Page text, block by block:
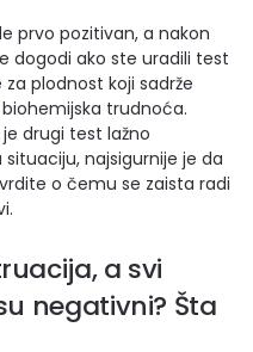
prvo pozitivan, a nakon
dogodi ako ste uradili test
plodnost koji sadrže
trudnoća.
drugi test lažno
najsigurnije je da
o čemu se zaista radi
a svi
negativni? Šta